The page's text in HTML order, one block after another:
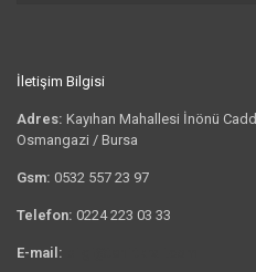
İletişim Bilgisi
Adres: Kayıhan Mahallesi İnönü
Osmangazi / Bursa
Gsm: 0532 557 23 97
Telefon: 0224 223 03 33
E-mail: